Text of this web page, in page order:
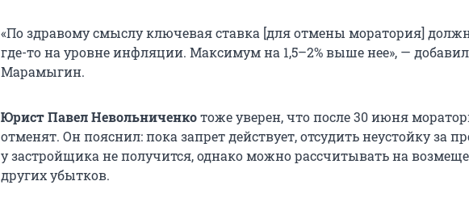
«По здравому смыслу ключевая ставка [для отмены моратория]
где-то на уровне инфляции. Максимум на 1,5–2% выше нее», —
Марамыгин.
Юрист Павел Невольниченкотоже уверен, что после 30 июня
отменят. Он пояснил: пока запрет действует, отсудить неустойку за
у застройщика не получится, однако можно рассчитывать на
других убытков.